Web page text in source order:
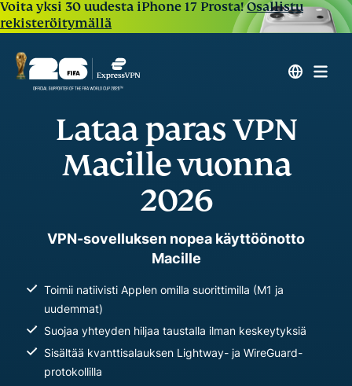
Voita yksi 30 uudesta iPhone 17 Prosta!Osallistu
rekisteröitymällä
Lataa paras VPN
Macille vuonna
2026
VPN-sovelluksen nopea käyttöönotto
Macille
Toimii natiivisti Applen omilla suorittimilla (M1 ja
uudemmat)
Suojaa yhteyden hiljaa taustalla ilman keskeytyksiä
Sisältää kvanttisalauksen Lightway- ja WireGuard-
protokollilla